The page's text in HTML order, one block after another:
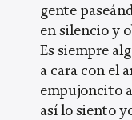
gente
en silencio y
Es siempre
a cara con el
empujoncito
así lo siento